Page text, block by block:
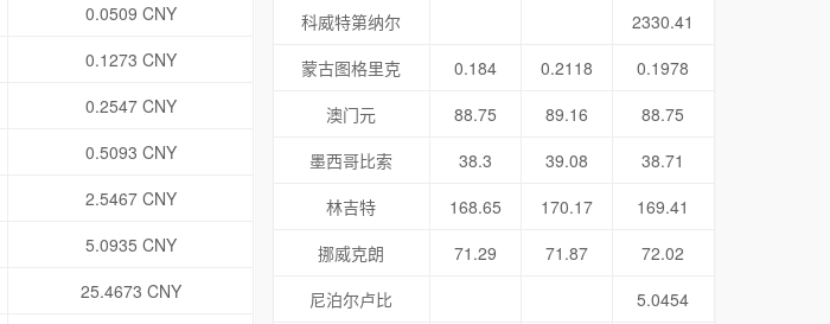
0.0509 CNY
0.1273 CNY
0.2547 CNY
0.5093 CNY
2.5467 CNY
5.0935 CNY
25.4673 CNY
科威特第纳尔
2330.41
蒙古图格里克
0.184 0.2118
0.1978
澳门元
88.75 89.16
88.75
墨西哥比索
38.3 39.08
38.71
林吉特
168.65 170.17
169.41
挪威克朗
71.29 71.87
72.02
尼泊尔卢比
5.0454